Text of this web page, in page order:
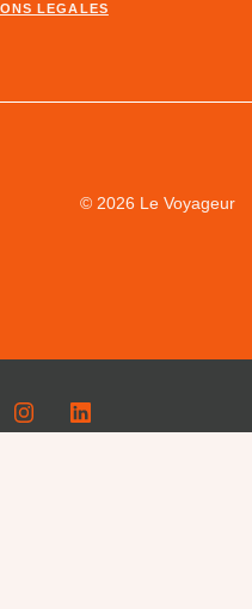
LEGALES
© 2026 Le Voyageur